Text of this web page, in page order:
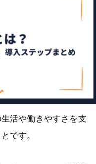
活や働きやすさを支
です。